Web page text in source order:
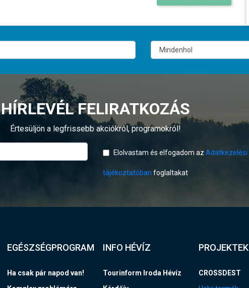
HÍRLEVÉL FELIRATKOZÁS
Értesüljön a legfrissebb akciókról, programokról!
Elolvastam és elfogadom az Adatkezelési
tájékoztatóban foglaltakat
EGÉSZSÉGPROGRAM
Ha csak pár napod van!
INFO HÉVÍZ
Tourinform Iroda Hévíz
PROJEKTEK
CROSSDEST